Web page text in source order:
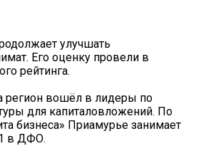
улучшать
Его оценку провели в
рейтинга.
регион вошёл в лидеры по
для капиталовложений. По
бизнеса» Приамурье занимает
в ДФО.